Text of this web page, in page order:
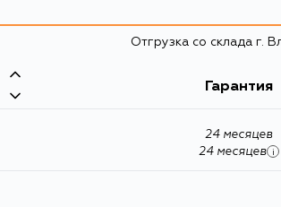
0.16
Фильтр
Воздушный
Отгрузка со склада г.
Гарантия
24 месяцев
24 месяцев
i